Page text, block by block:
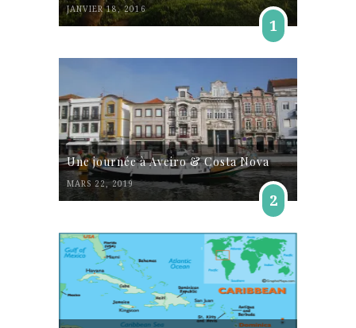
JANVIER 18, 2016
1
Une journée à Aveiro & Costa Nova
MARS 22, 2019
2